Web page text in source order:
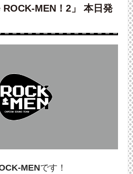
MEN！2」 本日発
MENです！